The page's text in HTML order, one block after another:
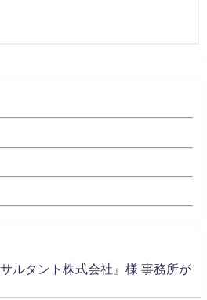
ルタント株式会社』様 事務所が